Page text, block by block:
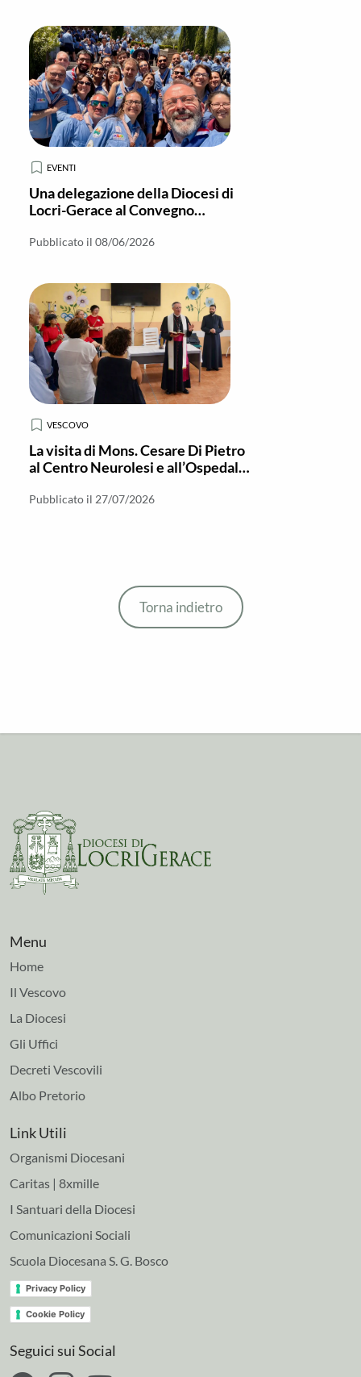
EVENTI
Una delegazione della Diocesi di
Locri-Gerace al Convegno
Pubblicato il 08/06/2026
VESCOVO
La visita di Mons. Cesare Di Pietro
al Centro Neurolesi e all’Ospedale
Pubblicato il 27/07/2026
Torna indietro
Menu
Home
Il Vescovo
La Diocesi
Gli Uffici
Decreti Vescovili
Albo Pretorio
Link Utili
Organismi Diocesani
Caritas | 8xmille
I Santuari della Diocesi
Comunicazioni Sociali
Scuola Diocesana S. G. Bosco
Privacy Policy
Cookie Policy
Seguici sui Social